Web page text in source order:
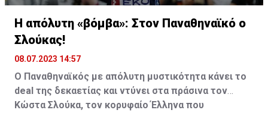
Η απόλυτη «βόμβα»: Στον Παναθηναϊκό ο
Σλούκας!
08.07.2023 14:57
Ο Παναθηναϊκός με απόλυτη μυστικότητα κάνει το
deal της δεκαετίας και ντύνει στα πράσινα τον
Κώστα Σλούκα, τον κορυφαίο Έλληνα που